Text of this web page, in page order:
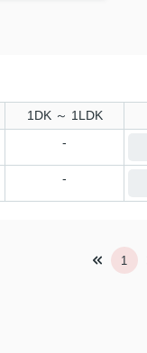
1DK ～ 1LDK
-
-
1